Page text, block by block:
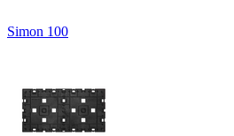
Simon 100